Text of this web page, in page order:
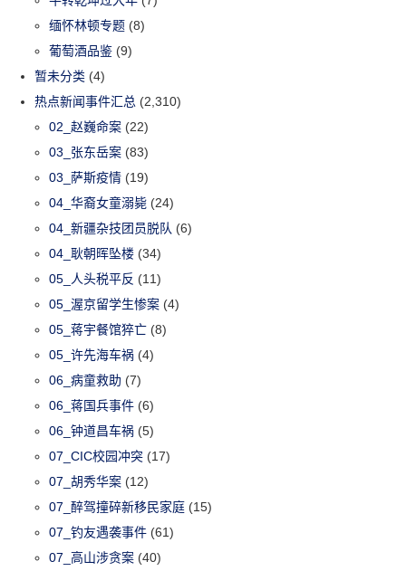
缅怀林顿专题 (8)
葡萄酒品鉴 (9)
暂未分类 (4)
热点新闻事件汇总 (2,310)
02_赵巍命案 (22)
03_张东岳案 (83)
03_萨斯疫情 (19)
04_华裔女童溺毙 (24)
04_新疆杂技团员脱队 (6)
04_耿朝晖坠楼 (34)
05_人头税平反 (11)
05_渥京留学生惨案 (4)
05_蒋宇餐馆猝亡 (8)
05_许先海车祸 (4)
06_病童救助 (7)
06_蒋国兵事件 (6)
06_钟道昌车祸 (5)
07_CIC校园冲突 (17)
07_胡秀华案 (12)
07_醉驾撞碎新移民家庭 (15)
07_钓友遇袭事件 (61)
07_高山涉贪案 (40)